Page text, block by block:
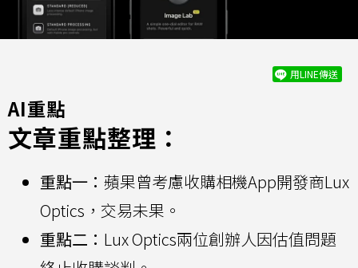
用LINE傳送
AI重點
文章重點整理：
重點一： 蘋果曾考慮收購相機App開發商Lux
Optics，交易未果。
重點二： Lux Optics兩位創辦人因估值問題